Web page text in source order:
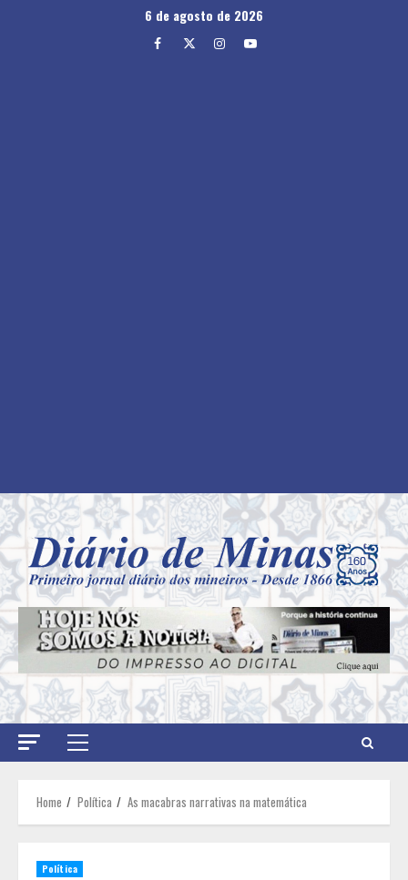
6 de agosto de 2026
Facebook
TwitterInstagram
Youtube
Primary
Home Política As macabras narrativas na matemática
Política